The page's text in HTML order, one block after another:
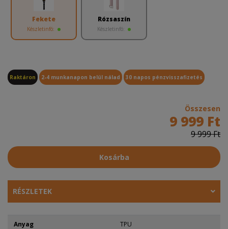
Fekete
Készletinfó:
Rózsaszín
Készletinfó:
Raktáron 2-4 munkanapon belül nálad 30 napos pénzvisszafizetés
Összesen
9 999 Ft
9 999 Ft
Kosárba
RÉSZLETEK
Anyag TPU